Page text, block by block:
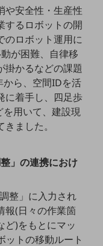
や安全性・生産性
するロボットの開
のロボット運用に
が困難、自律移
掛かるなどの課題
から、空間IDを活
に着手し、四足歩
用いて、建設現
ました。
」の連携におけ
整」に入力され
報(日々の作業箇
ど)をもとにマッ
ットの移動ルート